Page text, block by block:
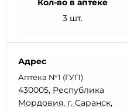
Кол-во в аптеке
3 шт.
Адрес
Аптека №1 (ГУП)
430005, Республика
Мордовия, г. Саранск,